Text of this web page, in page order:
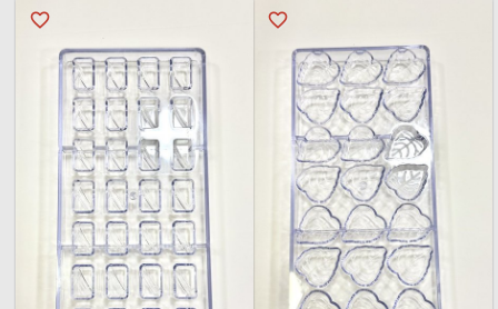
favorite_border
favorite_border